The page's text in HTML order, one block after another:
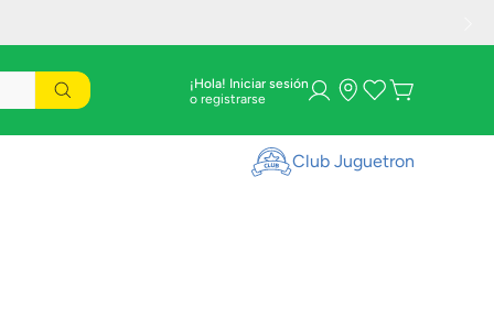
¡Hola! Iniciar sesión
Club Juguetron